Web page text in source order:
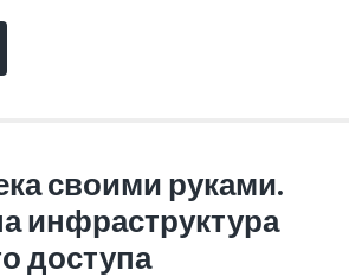
своими руками.
инфраструктура
доступа